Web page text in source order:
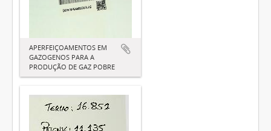
APERFEIÇOAMENTOS EM
GAZOGENOS PARA A
PRODUÇÃO DE GAZ POBRE